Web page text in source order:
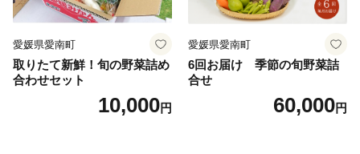
南 ミッチーのおみかん畑
愛媛県愛南町
取りたて新鮮！旬の野菜詰め
合わせセット
10,000円
愛媛県愛南町
6回お届け 季節の旬野菜詰
合せ
60,000円